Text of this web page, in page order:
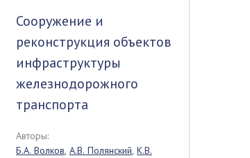
Сооружение и
реконструкция объектов
инфраструктуры
железнодорожного
транспорта
Авторы:
Б.А. Волков, А.В. Полянский, К.В.